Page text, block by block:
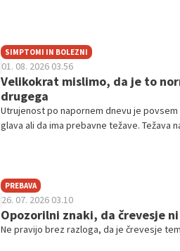
SIMPTOMI IN BOLEZNI
01. 08. 2026 03.56
Velikokrat mislimo, da je to
drugega
Utrujenost po napornem dnevu je
glava ali da ima prebavne težave.
PREBAVA
26. 07. 2026 03.10
Opozorilni znaki, da črevesje
Ne pravijo brez razloga, da je črevesje